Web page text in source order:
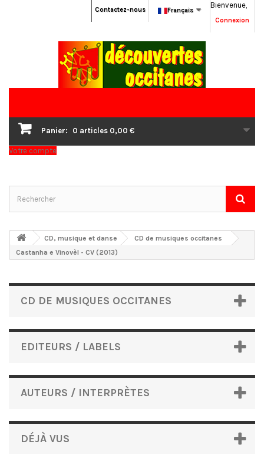
Bienvenue,
Connexion
Français
Contactez-nous
Panier: 0 articles 0,00 €
Votre compte
CD, musique et danse
CD de musiques occitanes
Castanha e Vinovèl - CV (2013)
CD DE MUSIQUES OCCITANES
EDITEURS / LABELS
AUTEURS / INTERPRÈTES
DÉJÀ VUS